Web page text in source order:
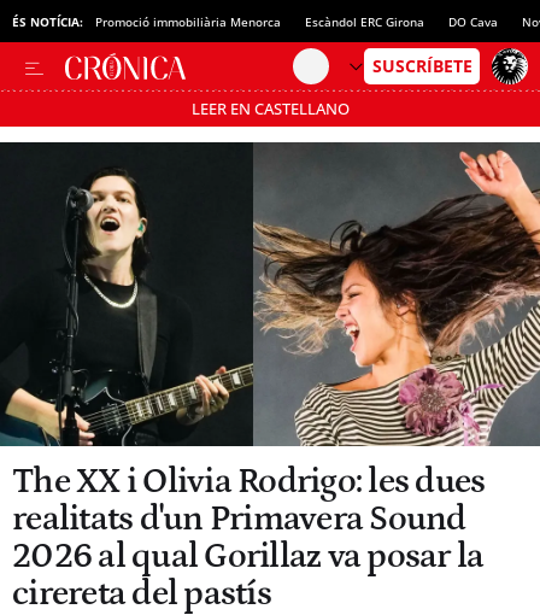
ÉS NOTÍCIA: Promoció immobiliària Menorca Escàndol ERC Girona DO Cava
LEER EN CASTELLANO
Passa’t al mode estalvi
The XX i Olivia Rodrigo: les dues
realitats d'un Primavera Sound
2026 al qual Gorillaz va posar la
cirereta del pastís